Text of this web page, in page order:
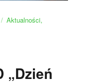
Kategorie
Aktualności,
„Dzień